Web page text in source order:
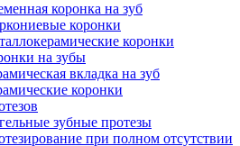
коронка на зуб
коронки
коронки
на зубы
вкладка на зуб
коронки
зубные протезы
при полном отсутствии